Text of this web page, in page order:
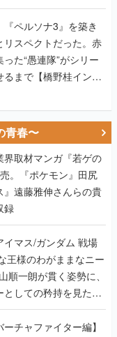
『ペルソナ3』を築き
スペクトだった。赤
た“愚連隊”がシリー
まで【橋野桂インタ
青春〜
界取材マンガ『若ゲの
。『ポケモン』田尻
』遠藤雅伸さんらの貴
録
マス/ガンダム 戦場
王様のわがままなニー
一朗が貫く姿勢に、
しての矜持を見た
回】
ーチャファイター編】